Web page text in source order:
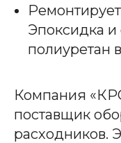
Эпоксидка
полиуретан
Компания
поставщик
расходников.